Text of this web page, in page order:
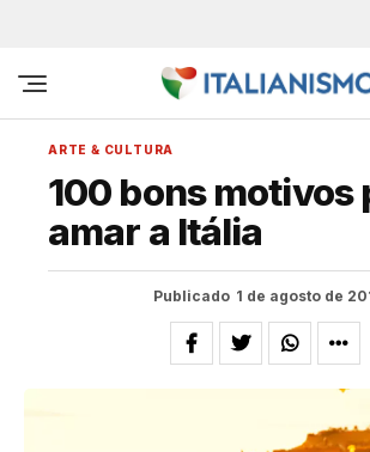
ARTE & CULTURA
100 bons motivos
amar a Itália
Publicado 1 de agosto de